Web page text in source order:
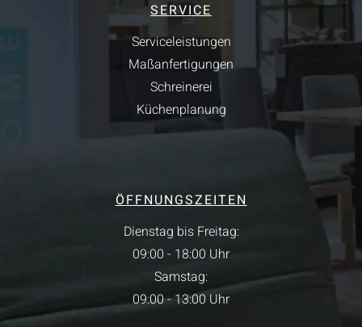
SERVICE
Serviceleistungen
Maßanfertigungen
Schreinerei
Küchenplanung
ÖFFNUNGSZEITEN
Dienstag bis Freitag:
09:00 - 18:00 Uhr
Samstag:
09:00 - 13:00 Uhr